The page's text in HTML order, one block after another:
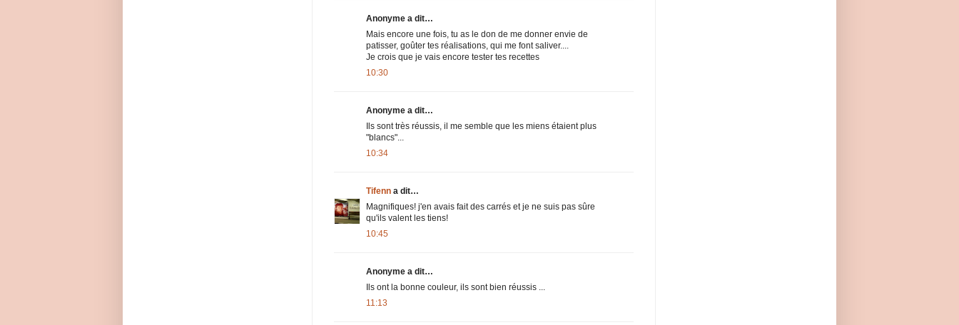
Anonyme a dit…
Mais encore une fois, tu as le don de me donner envie de
patisser, goûter tes réalisations, qui me font saliver....
Je crois que je vais encore tester tes recettes
10:30
Anonyme a dit…
Ils sont très réussis, il me semble que les miens étaient plus
"blancs"...
10:34
Tifenn a dit…
Magnifiques! j'en avais fait des carrés et je ne suis pas sûre
qu'ils valent les tiens!
10:45
Anonyme a dit…
Ils ont la bonne couleur, ils sont bien réussis ...
11:13